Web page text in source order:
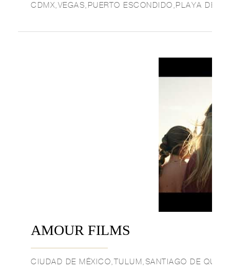
CDMX,VEGAS,PUERTO ESCONDIDO,PLAYA DEL
AMOUR FILMS
CIUDAD DE MÉXICO,TULUM,SANTIAGO DE